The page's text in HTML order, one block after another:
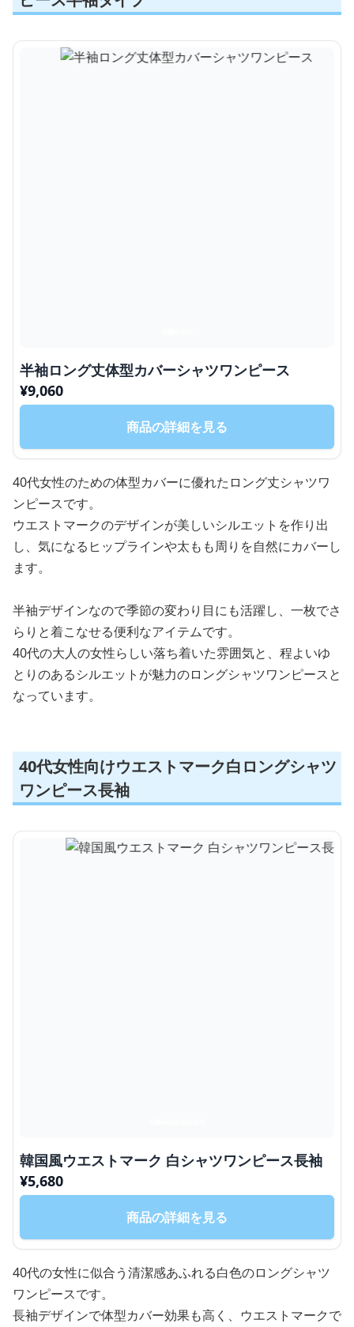
半袖ロング丈体型カバーシャツワンピース
¥9,060
商品の詳細を見る
40代女性のための体型カバーに優れたロング丈シャツワ
ンピースです。
ウエストマークのデザインが美しいシルエットを作り出
し、気になるヒップラインや太もも周りを自然にカバーし
ます。
半袖デザインなので季節の変わり目にも活躍し、一枚でさ
らりと着こなせる便利なアイテムです。
40代の大人の女性らしい落ち着いた雰囲気と、程よいゆ
とりのあるシルエットが魅力のロングシャツワンピースと
なっています。
40代女性向けウエストマーク白ロングシャツ
ワンピース長袖
韓国風ウエストマーク 白シャツワンピース長袖
¥5,680
商品の詳細を見る
40代の女性に似合う清潔感あふれる白色のロングシャツ
ワンピースです。
長袖デザインで体型カバー効果も高く、ウエストマークで